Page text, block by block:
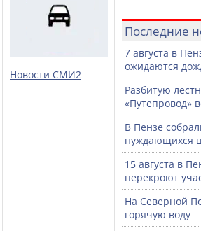
Новости СМИ2
Последние
7 августа в
ожидаются
Разбитую
«Путепровод»
В Пензе
нуждающихся
15 августа в
перекроют
На Северной
горячую воду